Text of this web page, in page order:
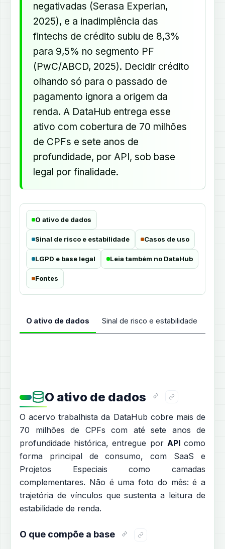
negativadas (Serasa Experian,
2025), e a inadimplência das
fintechs de crédito subiu de 8,3%
para 9,5% no segmento PF
(PwC/ABCD, 2025). Decidir crédito
olhando só para o passado de
pagamento ignora a origem da
renda. A DataHub entrega esse
ativo com cobertura de 70 milhões
de CPFs e sete anos de
profundidade, por API, sob base
legal por finalidade.
O ativo de dados
Sinal de risco e estabilidade Casos de uso
LGPD e base legal Leia também no DataHub
Fontes
O ativo de dados Sinal de risco e estabilidade
O ativo de dados
O acervo trabalhista da DataHub cobre mais de
70 milhões de CPFs com até sete anos de
profundidade histórica, entregue por APIcomo
forma principal de consumo, com SaaS e
Projetos Especiais como camadas
complementares. Não é uma foto do mês: é a
trajetória de vínculos que sustenta a leitura de
estabilidade de renda.
O que compõe a base